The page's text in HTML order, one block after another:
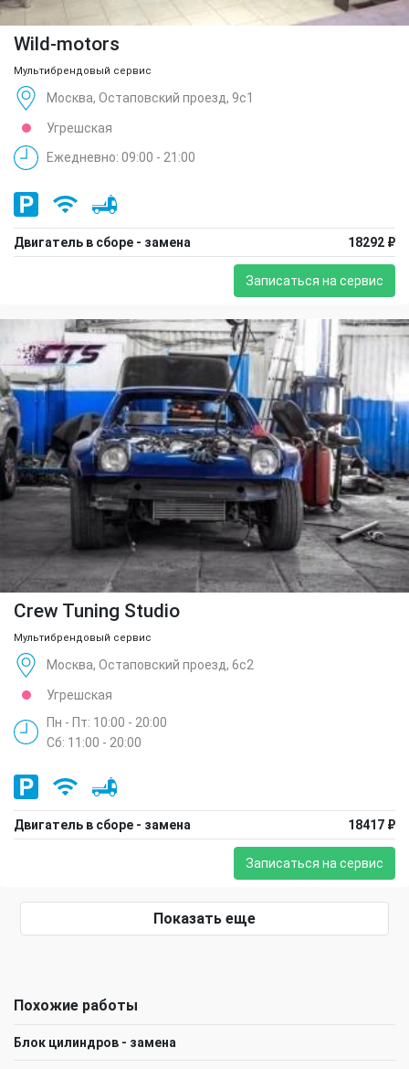
Wild-motors
Мультибрендовый сервис
Москва, Остаповский проезд, 9с1
Угрешская
Ежедневно: 09:00 - 21:00
Двигатель в сборе - замена 18292 ₽
Записаться на сервис
Crew Tuning Studio
Мультибрендовый сервис
Москва, Остаповский проезд, 6с2
Угрешская
Пн - Пт: 10:00 - 20:00
Сб: 11:00 - 20:00
Двигатель в сборе - замена 18417 ₽
Записаться на сервис
Показать еще
Похожие работы
Блок цилиндров - замена